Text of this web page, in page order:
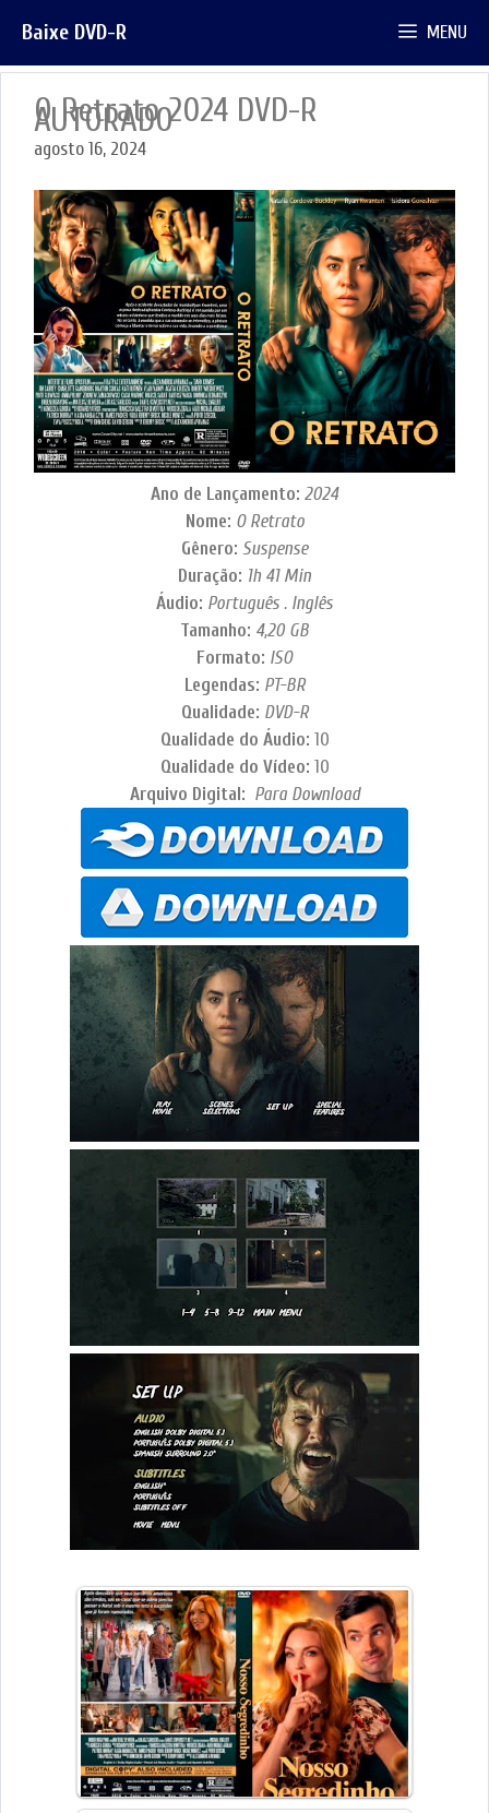
para
o
conteúdo
Baixe DVD-R MENU
O Retrato 2024 DVD-R
AUTORADO
agosto 16, 2024
Ano de Lançamento: 2024
Nome: O Retrato
Gênero: Suspense
Duração: 1h 41 Min
Áudio: Português . Inglês
Tamanho: 4,20 GB
Formato: ISO
Legendas: PT-BR
Qualidade: DVD-R
Qualidade do Áudio: 10
Qualidade do Vídeo: 10
Arquivo Digital: Para Download